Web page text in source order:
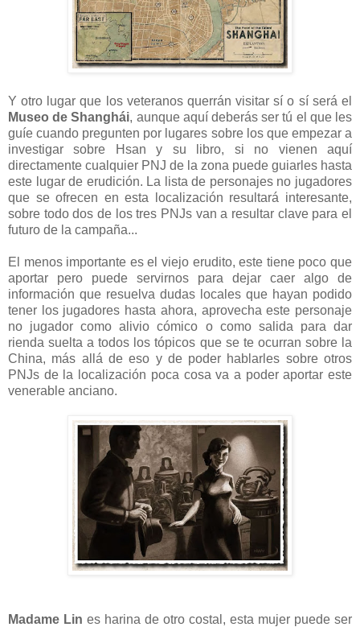
Y otro lugar que los veteranos querrán visitar sí o sí será el
Museo de Shanghái, aunque aquí deberás ser tú el que les
guíe cuando pregunten por lugares sobre los que empezar a
investigar sobre Hsan y su libro, si no vienen aquí
directamente cualquier PNJ de la zona puede guiarles hasta
este lugar de erudición. La lista de personajes no jugadores
que se ofrecen en esta localización resultará interesante,
sobre todo dos de los tres PNJs van a resultar clave para el
futuro de la campaña...
El menos importante es el viejo erudito, este tiene poco que
aportar pero puede servirnos para dejar caer algo de
información que resuelva dudas locales que hayan podido
tener los jugadores hasta ahora, aprovecha este personaje
no jugador como alivio cómico o como salida para dar
rienda suelta a todos los tópicos que se te ocurran sobre la
China, más allá de eso y de poder hablarles sobre otros
PNJs de la localización poca cosa va a poder aportar este
venerable anciano.
Madame Lin es harina de otro costal, esta mujer puede ser